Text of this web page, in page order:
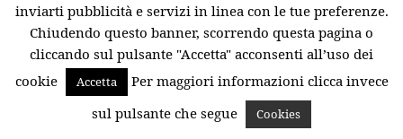
inviarti pubblicità e servizi in linea con le tue preferenze.
Chiudendo questo banner, scorrendo questa pagina o
cliccando sul pulsante "Accetta" acconsenti all’uso dei
cookie
Accetta
Per maggiori informazioni clicca invece
sul pulsante che segue
Cookies